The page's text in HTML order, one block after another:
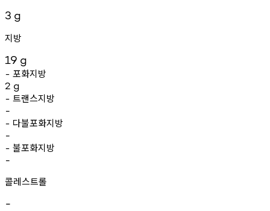
3 g
지방
19 g
- 포화지방
2 g
- 트랜스지방
-
- 다불포화지방
-
- 불포화지방
-
콜레스트롤
-